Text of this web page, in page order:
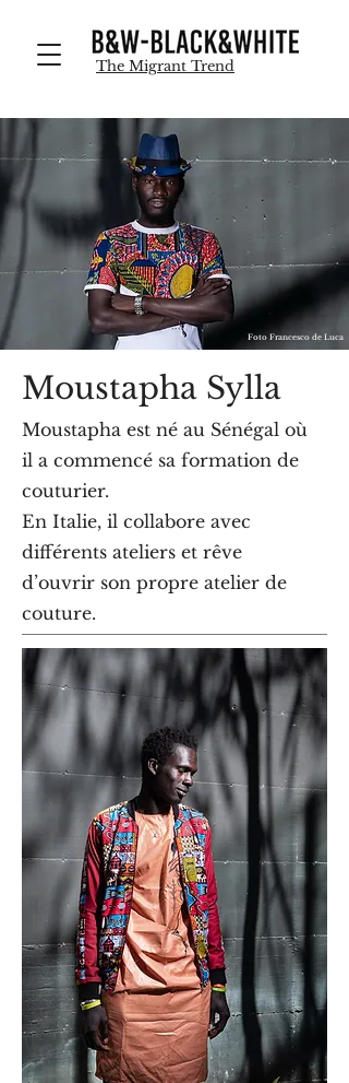
B&WBlackWhite
The Migrant Trend
Foto Francesco de Luca
Moustapha Sylla
Moustapha est né au Sénégal où
il a commencé sa formation de
couturier.
En Italie, il collabore avec
différents ateliers et rêve
d’ouvrir son propre atelier de
couture.